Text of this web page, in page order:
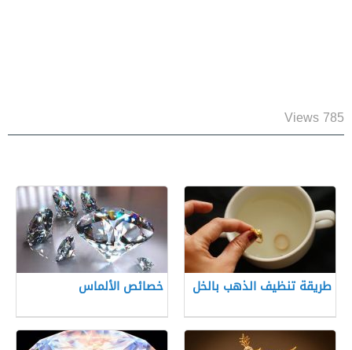
785 Views
طريقة تنظيف الذهب بالخل خصائص الألماس